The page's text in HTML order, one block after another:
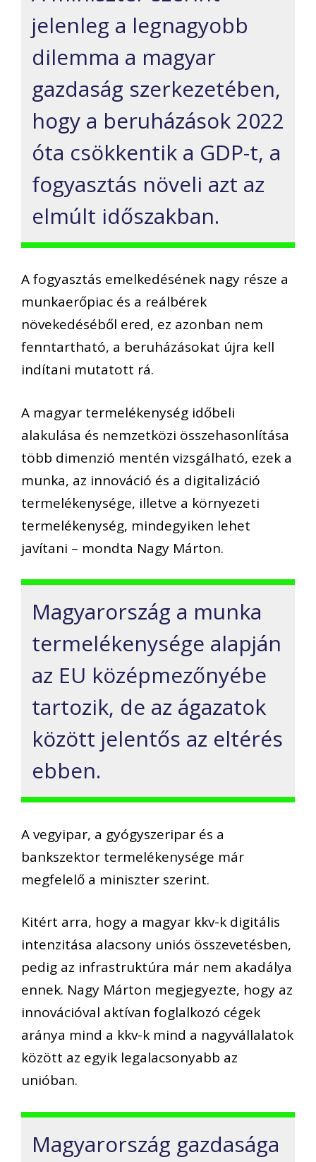
jelenleg a legnagyobb
dilemma a magyar
gazdaság szerkezetében,
hogy a beruházások 2022
óta csökkentik a GDP-t, a
fogyasztás növeli azt az
elmúlt időszakban.
A fogyasztás emelkedésének nagy része a
munkaerőpiac és a reálbérek
növekedéséből ered, ez azonban nem
fenntartható, a beruházásokat újra kell
indítani mutatott rá.
A magyar termelékenység időbeli
alakulása és nemzetközi összehasonlítása
több dimenzió mentén vizsgálható, ezek a
munka, az innováció és a digitalizáció
termelékenysége, illetve a környezeti
termelékenység, mindegyiken lehet
javítani – mondta Nagy Márton.
Magyarország a munka
termelékenysége alapján
az EU középmezőnyébe
tartozik, de az ágazatok
között jelentős az eltérés
ebben.
A vegyipar, a gyógyszeripar és a
bankszektor termelékenysége már
megfelelő a miniszter szerint.
Kitért arra, hogy a magyar kkv-k digitális
intenzitása alacsony uniós összevetésben,
pedig az infrastruktúra már nem akadálya
ennek. Nagy Márton megjegyezte, hogy az
innovációval aktívan foglalkozó cégek
aránya mind a kkv-k mind a nagyvállalatok
között az egyik legalacsonyabb az
unióban.
Magyarország gazdasága